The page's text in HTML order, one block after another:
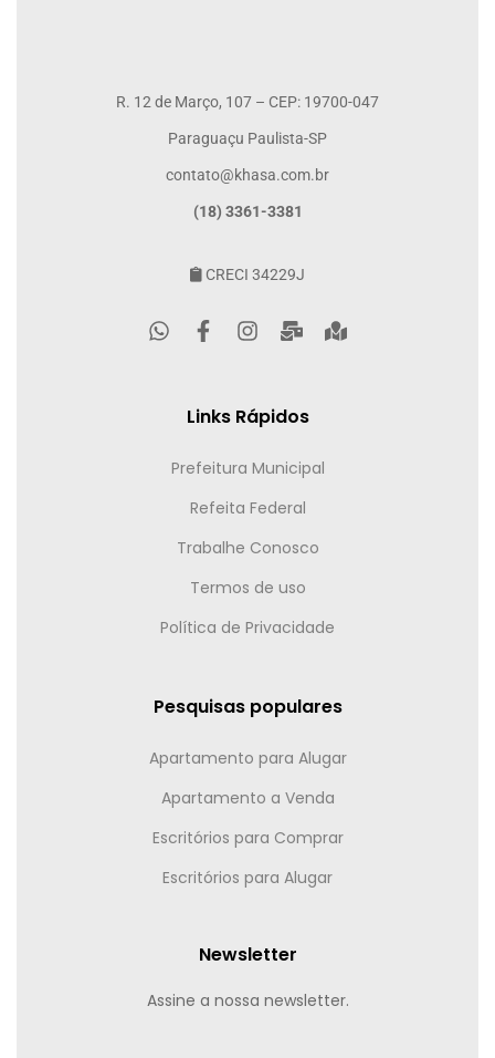
R. 12 de Março, 107 – CEP: 19700-047
Paraguaçu Paulista-SP
contato@khasa.com.br
(18) 3361-3381
CRECI 34229J
Links Rápidos
Prefeitura Municipal
Refeita Federal
Trabalhe Conosco
Termos de uso
Política de Privacidade
Pesquisas populares
Apartamento para Alugar
Apartamento a Venda
Escritórios para Comprar
Escritórios para Alugar
Newsletter
Assine a nossa newsletter.